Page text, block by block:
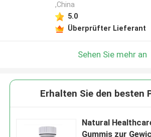
,China
5.0
Überprüfter Lieferant
Sehen Sie mehr an
Erhalten Sie den besten
Natural
Gummis zur